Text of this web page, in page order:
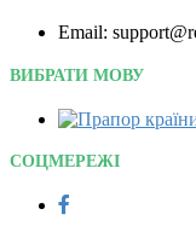
Email:
ВИБРАТИ МОВУ
СОЦМЕРЕЖІ